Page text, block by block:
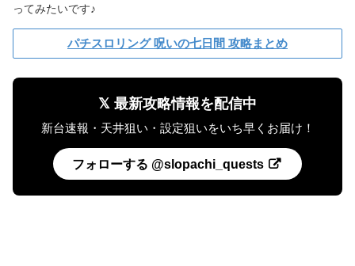
ってみたいです♪
パチスロリング 呪いの七日間 攻略まとめ
𝕏 最新攻略情報を配信中
新台速報・天井狙い・設定狙いをいち早くお届け！
フォローする @slopachi_quests